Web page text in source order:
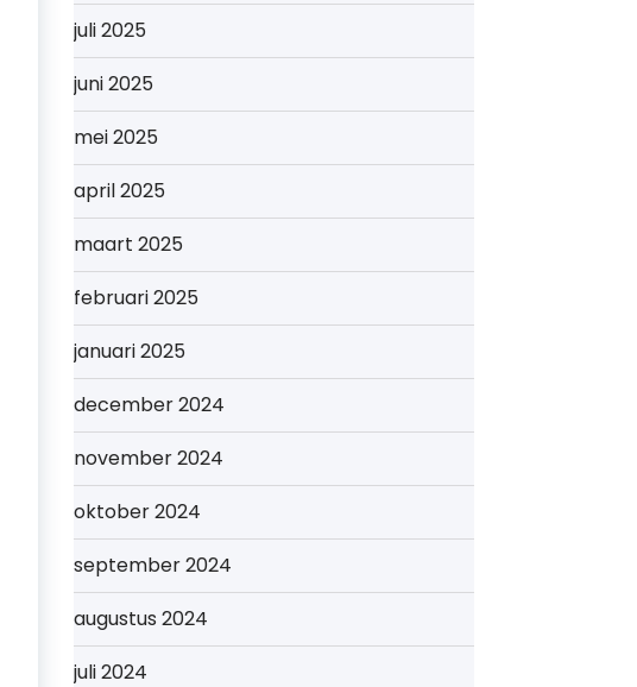
juli 2025
juni 2025
mei 2025
april 2025
maart 2025
februari 2025
januari 2025
december 2024
november 2024
oktober 2024
september 2024
augustus 2024
juli 2024